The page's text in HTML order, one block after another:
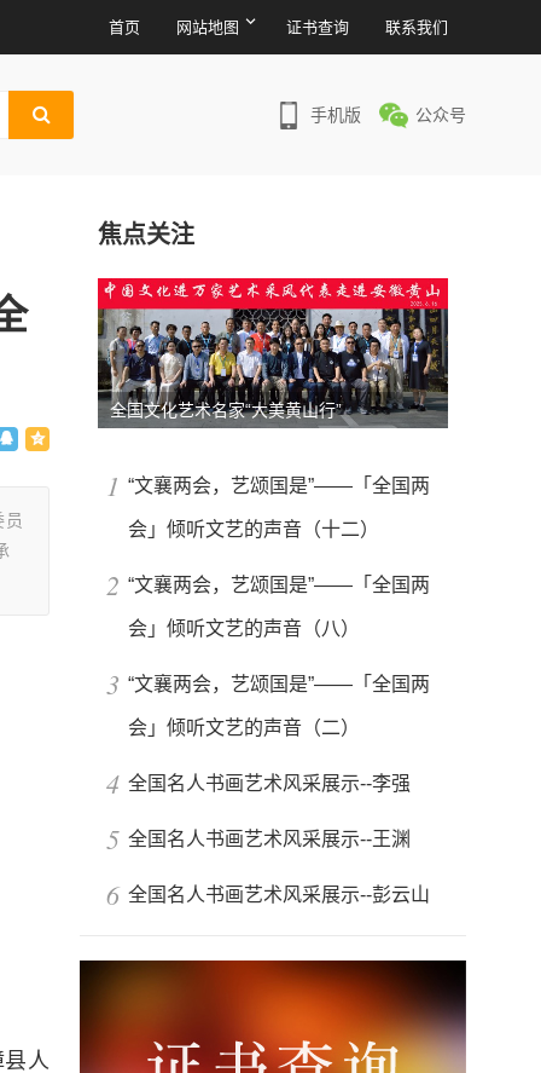
首页 网站地图 证书查询 联系我们
手机版 公众号
员
人
焦点关注
全国文化艺术名家“大美黄山行”
1 “文襄两会，艺颂国是”——「全国两
会」倾听文艺的声音（十二）
2 “文襄两会，艺颂国是”——「全国两
会」倾听文艺的声音（八）
3 “文襄两会，艺颂国是”——「全国两
会」倾听文艺的声音（二）
4 全国名人书画艺术风采展示--李强
5 全国名人书画艺术风采展示--王渊
6 全国名人书画艺术风采展示--彭云山